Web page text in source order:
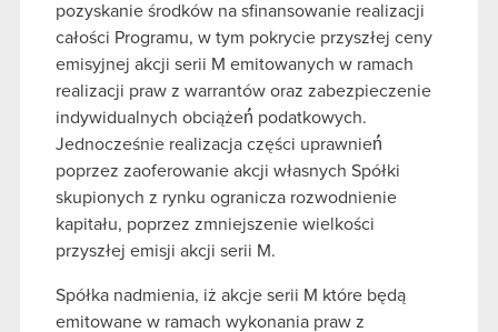
pozyskanie środków na sfinansowanie realizacji
całości Programu, w tym pokrycie przyszłej ceny
emisyjnej akcji serii M emitowanych w ramach
realizacji praw z warrantów oraz zabezpieczenie
indywidualnych obciążeń́ podatkowych.
Jednocześnie realizacja części uprawnień́
poprzez zaoferowanie akcji własnych Spółki
skupionych z rynku ogranicza rozwodnienie
kapitału, poprzez zmniejszenie wielkości
przyszłej emisji akcji serii M.
Spółka nadmienia, iż akcje serii M które będą
emitowane w ramach wykonania praw z